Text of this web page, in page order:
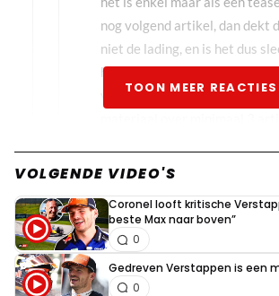
nog volgend artikel, dan dekt
niet de lading, en is het dus
het volgende dieptepunt in
verder gaande uitsmeren van
gaan waarschijnlijk nog
Vettel4
8 maart 2020 17:19
TOON MEER REACTIES
VOLGENDE VIDEO'S
Coronel looft kritische
beste Max naar boven”
0
Gedreven Verstappen is een
0